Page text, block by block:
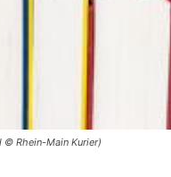
© Rhein-Main Kurier)